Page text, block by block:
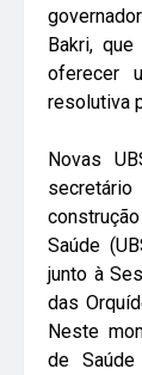
Bakri,
oferecer
resolutiva
Novas
Saúde
junto à
das
Neste
de